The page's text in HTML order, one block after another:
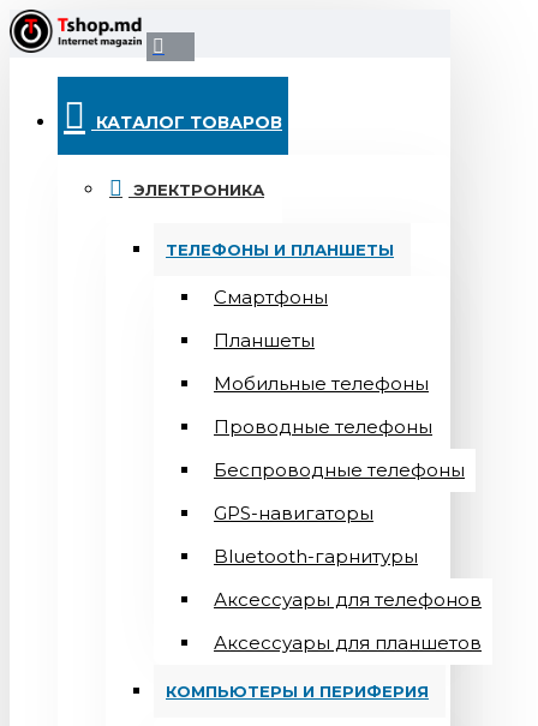
КАТАЛОГ ТОВАРОВ
ЭЛЕКТРОНИКА
ТЕЛЕФОНЫ И ПЛАНШЕТЫ
Смартфоны
Планшеты
Мобильные телефоны
Проводные телефоны
Беспроводные телефоны
GPS-навигаторы
Bluetooth-гарнитуры
Аксессуары для телефонов
Аксессуары для планшетов
КОМПЬЮТЕРЫ И ПЕРИФЕРИЯ